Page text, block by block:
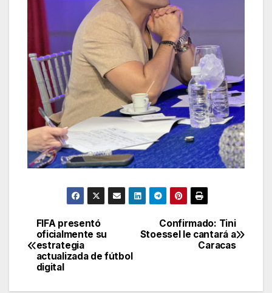
Navegación
de
entradas
Confirmado: Tini
Stoessel le cantará a
Caracas
FIFA presentó
oficialmente su
estrategia
actualizada de fútbol
digital